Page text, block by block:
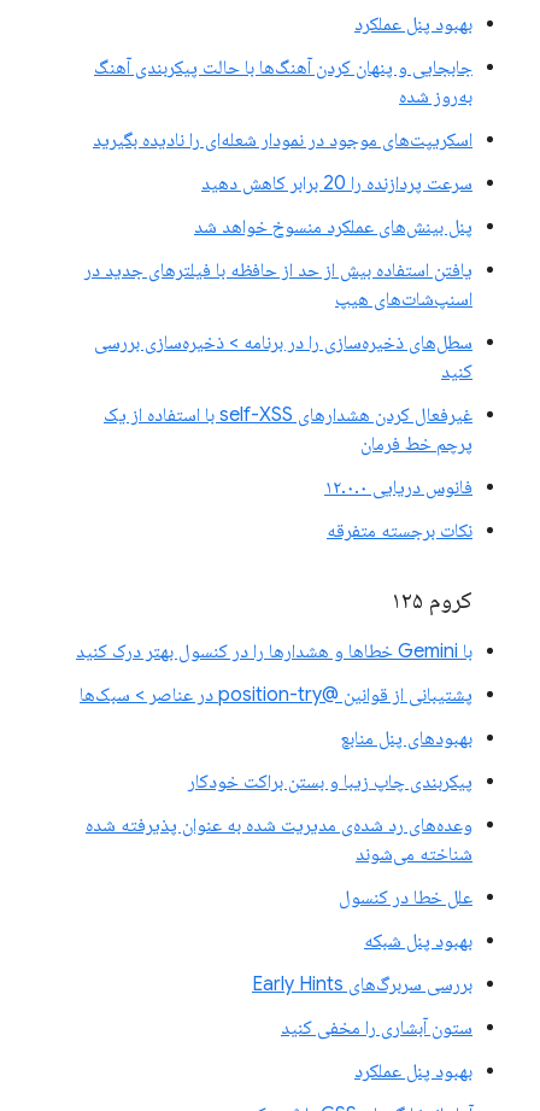
بهبود پنل عملکرد
جابجایی و پنهان کردن آهنگ‌ها با حالت پیکربندی آهنگ
به‌روز شده
اسکریپت‌های موجود در نمودار شعله‌ای را نادیده بگیرید
سرعت پردازنده را 20 برابر کاهش دهید
پنل بینش‌های عملکرد منسوخ خواهد شد
یافتن استفاده بیش از حد از حافظه با فیلترهای جدید در
اسنپ‌شات‌های هیپ
سطل‌های ذخیره‌سازی را در برنامه > ذخیره‌سازی بررسی
کنید
غیرفعال کردن هشدارهای self-XSS با استفاده از یک
پرچم خط فرمان
فانوس دریایی ۱۲.۰.۰
نکات برجسته متفرقه
کروم ۱۲۵
با Gemini خطاها و هشدارها را در کنسول بهتر درک کنید
پشتیبانی از قوانین @position-try در عناصر > سبک‌ها
بهبودهای پنل منابع
پیکربندی چاپ زیبا و بستن براکت خودکار
وعده‌های رد شده‌ی مدیریت شده به عنوان پذیرفته شده
شناخته می‌شوند
علل خطا در کنسول
بهبود پنل شبکه
بررسی سربرگ‌های Early Hints
ستون آبشاری را مخفی کنید
بهبود پنل عملکرد